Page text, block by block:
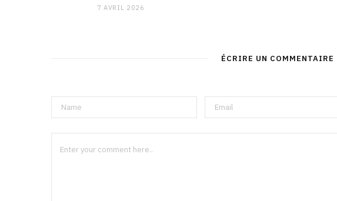
7 AVRIL 2026
ÉCRIRE UN COMMENTAIRE